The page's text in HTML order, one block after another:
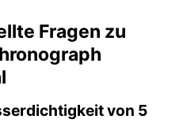
Fragen zu
von 5